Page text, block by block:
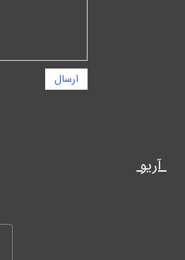
ارسال
آریو